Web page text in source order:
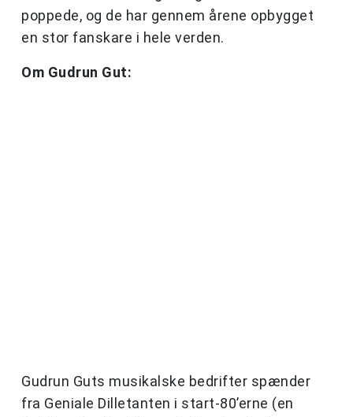
poppede, og de har gennem årene opbygget
en stor fanskare i hele verden.
Om Gudrun Gut:
Gudrun Guts musikalske bedrifter spænder
fra Geniale Dilletanten i start-80’erne (en